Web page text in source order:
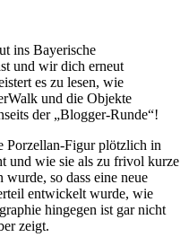
ins Bayerische
und wir dich erneut
es zu lesen, wie
und die Objekte
der „Blogger-Runde“!
Porzellan-Figur plötzlich in
und wie sie als zu frivol kurze
so dass eine neue
entwickelt wurde, wie
hingegen ist gar nicht
zeigt.